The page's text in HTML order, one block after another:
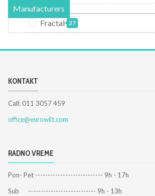
Manufacturers
Fractal 27
KONTAKT
Call: 011 3057 459
office@eurowilt.com
RADNO VREME
Pon- Pet --------------------------- 9h - 17h
Sub --------------------------- 9h - 13h